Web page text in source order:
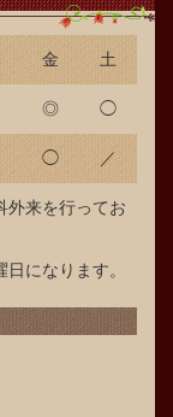
金 土
◎ ◯
◯ ／
外来を行ってお
になります。